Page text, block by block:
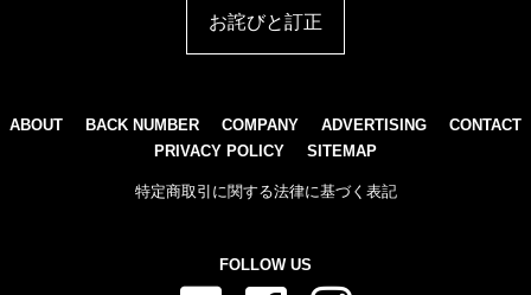
お詫びと訂正
ABOUT BACK NUMBER COMPANY ADVERTISING
CONTACT
PRIVACY POLICY
SITEMAP
特定商取引に関する法律に基づく表記
FOLLOW US